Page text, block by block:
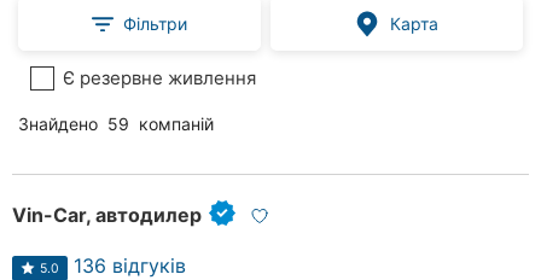
Фільтри Карта
Є резервне живлення
Знайдено 59 компаній
Vin-Car, автодилер
5.0 136 відгуків